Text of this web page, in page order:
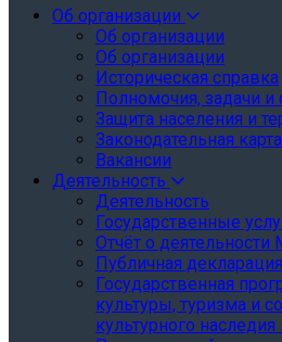
Об организации
Об организации
Об организации
Историческая справка
Полномочия, задачи и
Защита населения и
Законодательная карта
Вакансии
Деятельность
Деятельность
Государственные
Отчёт о деятельности
Публичная
Государственная
культуры, туризма и
культурного